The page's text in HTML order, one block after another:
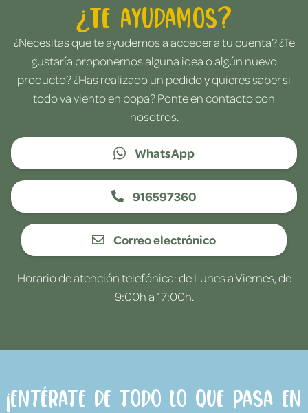
¿Te ayudamos?
¿Necesitas que te ayudemos a acceder a tu cuenta? ¿Te
gustaría proponernos alguna idea o algún nuevo
producto? ¿Has realizado un pedido y quieres saber si
todo va viento en popa? Ponte en contacto con
nosotros.
WhatsApp
916597360
Correo electrónico
Horario de atención telefónica: de Lunes a Viernes, de
9:00h a 17:00h.
¡Entérate de todo lo que pasa en